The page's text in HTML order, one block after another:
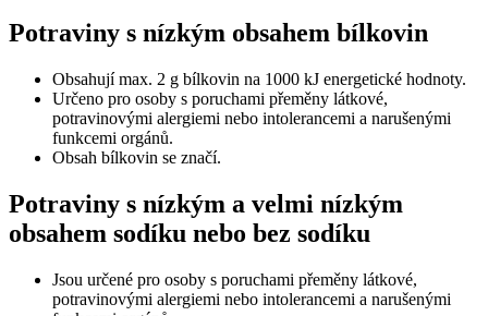
Potraviny s nízkým obsahem bílkovin
Obsahují max. 2 g bílkovin na 1000 kJ energetické hodnoty.
Určeno pro osoby s poruchami přeměny látkové,
potravinovými alergiemi nebo intolerancemi a narušenými
funkcemi orgánů.
Obsah bílkovin se značí.
Potraviny s nízkým a velmi nízkým
obsahem sodíku nebo bez sodíku
Jsou určené pro osoby s poruchami přeměny látkové,
potravinovými alergiemi nebo intolerancemi a narušenými